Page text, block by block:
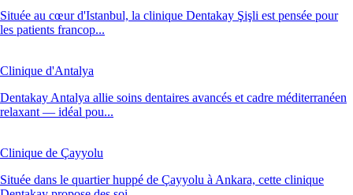
Située au cœur d'Istanbul, la clinique Dentakay Şişli est pensée pour
les patients francop...
Clinique d'Antalya
Dentakay Antalya allie soins dentaires avancés et cadre méditerranéen
relaxant — idéal pou...
Clinique de Çayyolu
Située dans le quartier huppé de Çayyolu à Ankara, cette clinique